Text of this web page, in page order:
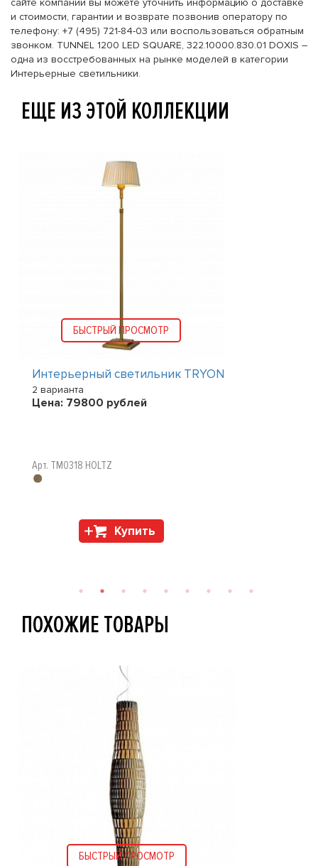
сайте компании вы можете уточнить информацию о доставке
и стоимости, гарантии и возврате позвонив оператору по
телефону: +7 (495) 721-84-03 или воспользоваться обратным
звонком. TUNNEL 1200 LED SQUARE, 322.10000.830.01 DOXIS –
одна из восстребованных на рынке моделей в категории
Интерьерные светильники.
ЕЩЕ ИЗ ЭТОЙ КОЛЛЕКЦИИ
БЫСТРЫЙ ПРОСМОТР
Интерьерный светильник TRYON
2 варианта
Цена: 79800 рублей
Арт. TM0318 HOLTZ
Купить
ПОХОЖИЕ ТОВАРЫ
БЫСТРЫЙ ПРОСМОТР